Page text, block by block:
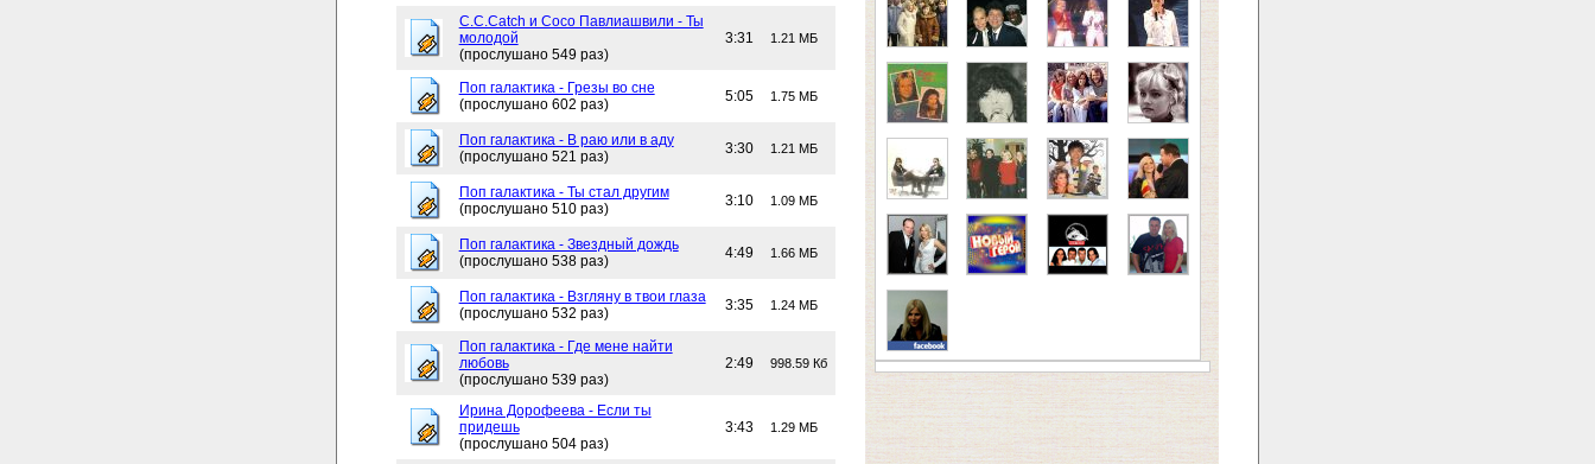
C.C.Catch и Сосо Павлиашвили - Ты
молодой
(прослушано 549 раз)
3:31 1.21 МБ
Поп галактика - Грезы во сне
(прослушано 602 раз)
5:05 1.75 МБ
Поп галактика - В раю или в аду
(прослушано 521 раз)
3:30 1.21 МБ
Поп галактика - Ты стал другим
(прослушано 510 раз)
3:10 1.09 МБ
Поп галактика - Звездный дождь
(прослушано 538 раз)
4:49 1.66 МБ
Поп галактика - Взгляну в твои глаза
(прослушано 532 раз)
3:35 1.24 МБ
Поп галактика - Где мене найти
любовь
(прослушано 539 раз)
2:49 998.59 Кб
Ирина Дорофеева - Если ты
придешь
(прослушано 504 раз)
3:43 1.29 МБ